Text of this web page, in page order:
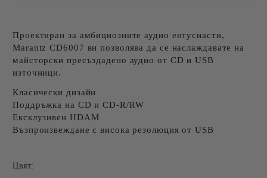
Проектиран за амбициозните аудио ентусиасти,
Marantz CD6007 ви позволява да се наслаждавате на
майсторски пресъздадено аудио от CD и USB
източници.
Класически дизайн
Поддръжка на CD и CD-R/RW
Ексклузивен HDAM
Възпроизвеждане с висока резолюция от USB
Цвят: